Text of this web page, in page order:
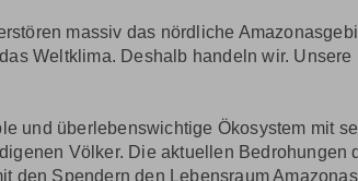
massiv das nördliche
Weltklima. Deshalb handeln wir.
und überlebenswichtige Ökosystem mit
Völker. Die aktuellen
den Spendern den Lebensraum